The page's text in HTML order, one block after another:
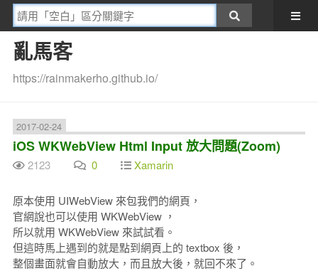
亂馬客
https://rainmakerho.github.io/
2017-02-24
iOS WKWebView Html Input 放大問題(Zoom)
2123 0 Xamarin
原本使用 UIWebView 來包我們的網頁，
官網說也可以使用 WKWebView ，
所以就用 WKWebView 來試試看。
但這時馬上遇到的就是點到網頁上的 textbox 後，
整個畫面就會自動放大，而且放大後，就回不來了。